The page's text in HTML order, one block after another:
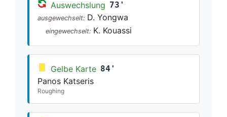
Auswechslung 73'
ausgewechselt: D. Yongwa
eingewechselt: K. Kouassi
Gelbe Karte 84'
Panos Katseris
Roughing